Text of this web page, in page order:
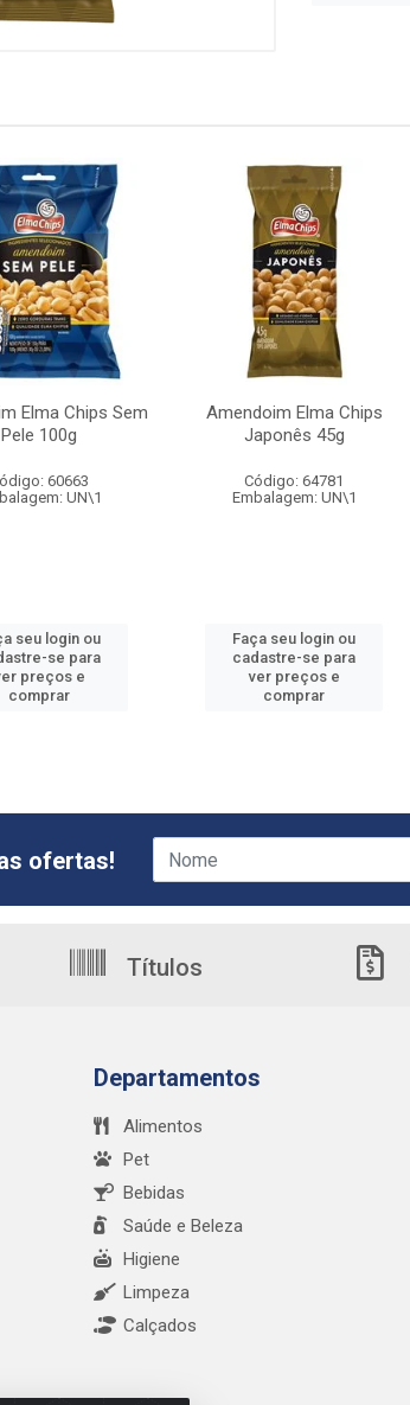
Elma Chips Sem
Pele 100g
60663
UN\1
seu login ou
se para
preços e
comprar
Amendoim Elma Chips
Japonês 45g
Código: 64781
Embalagem: UN\1
Faça seu login ou
cadastre-se para
ver preços e
comprar
ofertas!
Títulos
Departamentos
Alimentos
Pet
Bebidas
Saúde e Beleza
Higiene
Limpeza
Calçados